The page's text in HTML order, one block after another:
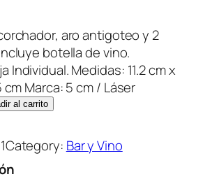
aro antigoteo y 2
botella de vino.
Individual. Medidas: 11.2 cm x
cm Marca: 5 cm / Láser
al carrito
Category: Bar y Vino